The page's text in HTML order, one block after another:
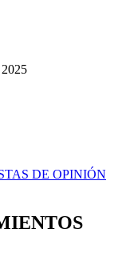
DE OPINIÓN